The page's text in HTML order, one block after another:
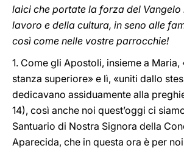
laici che portate la forza del Vangelo
lavoro e della cultura, in seno alle
così come nelle vostre parrocchie!
1. Come gli Apostoli, insieme a Maria,
stanza superiore» e lì, «uniti dallo
dedicavano assiduamente alla
14), così anche noi quest’oggi ci
Santuario di Nostra Signora della
Aparecida, che in questa ora è per